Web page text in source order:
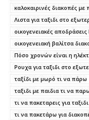
καλοκαιρινές διακοπές με
Λιστα για ταξιδι στο
οικογενειακές
οικογενειακή βαλίτσα
Πόσο χρονών είναι η
Ρουχα για ταξιδι στο
ταξίδι με μωρό τι να πάρω
ταξιδι με παιδια τι να
τι να πακεταρεις για
τι να πακετάρω για